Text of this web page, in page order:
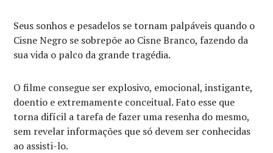
Seus sonhos e pesadelos se tornam palpáveis quando o
Cisne Negro se sobrepõe ao Cisne Branco, fazendo da
sua vida o palco da grande tragédia.
O filme consegue ser explosivo, emocional, instigante,
doentio e extremamente conceitual. Fato esse que
torna difícil a tarefa de fazer uma resenha do mesmo,
sem revelar informações que só devem ser conhecidas
ao assisti-lo.